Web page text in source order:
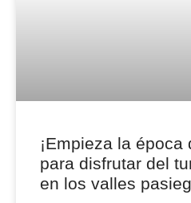
¡Empieza la
para disfrutar del
en los valles